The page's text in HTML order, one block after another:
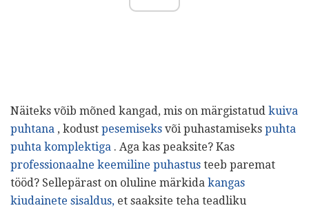
Näiteks võib mõned kangad, mis on märgistatud kuiva
puhtana , kodust pesemiseks või puhastamiseks puhta
puhta komplektiga . Aga kas peaksite? Kas
professionaalne keemiline puhastus teeb paremat
tööd? Sellepärast on oluline märkida kangas
kiudainete sisaldus, et saaksite teha teadliku